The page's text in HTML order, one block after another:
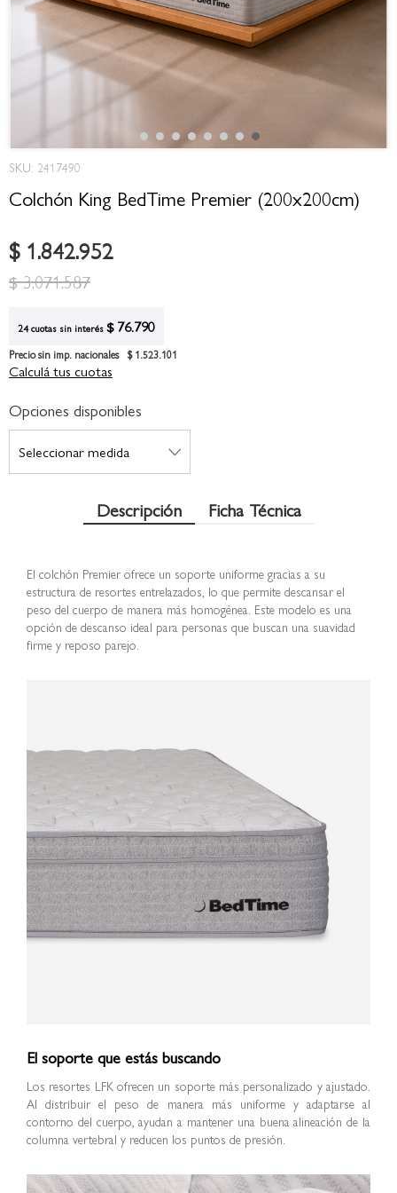
al
comienzo
de
galería
de
imágenes
SKU: 2417490
Colchón King BedTime Premier (200x200cm)
$ 3.071.587
$ 1.842.952
24 cuotas sin interés $ 76.790
Precio sin imp. nacionales $ 1.523.101
Calculá tus cuotas
Opciones disponibles
Descripción
El colchón Premier ofrece un soporte uniforme gracias a su
estructura de resortes entrelazados, lo que permite descansar el
peso del cuerpo de manera más homogénea. Este modelo es una
opción de descanso ideal para personas que buscan una suavidad
firme y reposo parejo.
El soporte que estás buscando
Los resortes LFK ofrecen un soporte más personalizado y ajustado.
Al distribuir el peso de manera más uniforme y adaptarse al
contorno del cuerpo, ayudan a mantener una buena alineación de la
columna vertebral y reducen los puntos de presión.
Ficha Técnica